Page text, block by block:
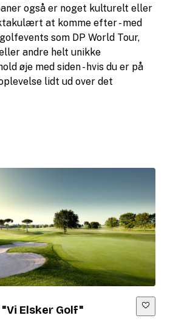
også er noget kulturelt eller
at komme efter - med
som DP World Tour,
andre helt unikke
øje med siden - hvis du er på
lidt ud over det
Elsker Golf"